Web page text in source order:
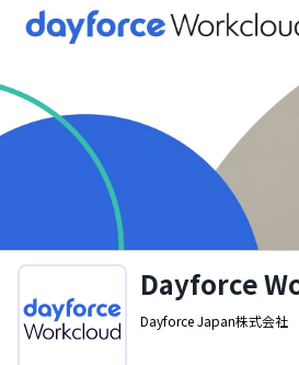
Dayforce
Dayforce Japan株式会社